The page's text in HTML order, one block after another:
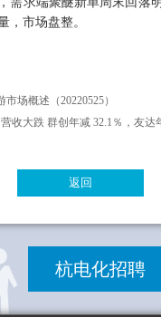
，市场盘整。
场概述（20220525）
收大跌 群创年减 32.1％，友达
返回
杭电化招聘